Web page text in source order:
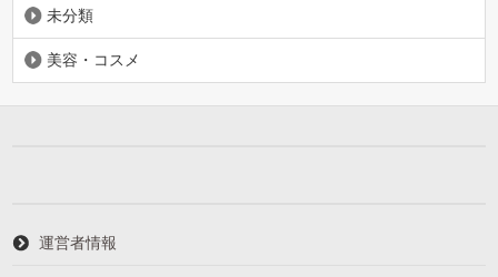
未分類
美容・コスメ
運営者情報